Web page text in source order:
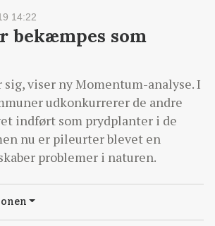
14:22
bekæmpes som
viser ny Momentum-analyse. I
udkonkurrerer de andre
indført som prydplanter i de
nu er pileurter blevet en
problemer i naturen.